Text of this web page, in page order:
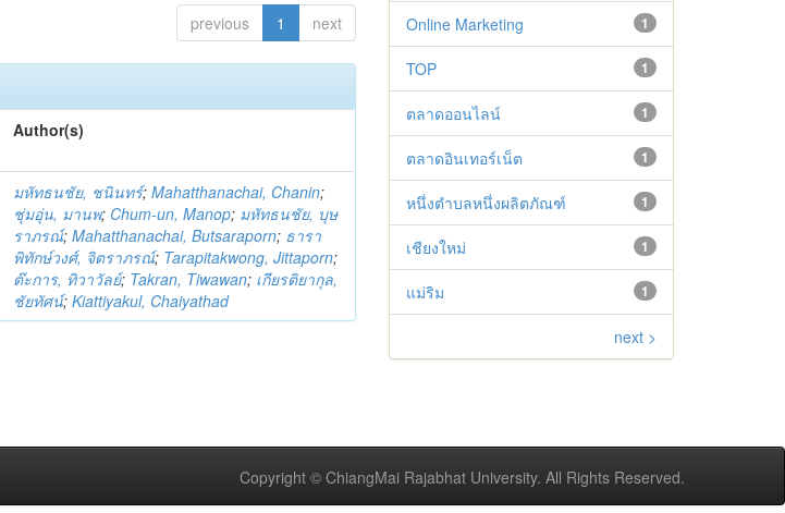
previous 1 next
Author(s)
มหัทธนชัย, ชนินทร์;Mahatthanachai, Chanin;
ชุ่มอุ่น, มานพ; Chum-un, Manop; มหัทธนชัย, บุษ
ราภรณ์;Mahatthanachai, Butsaraporn; ธารา
พิทักษ์วงศ์, จิตราภรณ์; Tarapitakwong, Jittaporn;
ต๊ะการ, ทิวาวัลย์; Takran, Tiwawan; เกียรติยากุล,
ชัยทัศน์;Kiattiyakul, Chaiyathad
1
Online Marketing
1
TOP
1
ตลาดออนไลน์
1
ตลาดอินเทอร์เน็ต
1
หนึ่งตำบลหนึ่งผลิตภัณฑ์
1
เชียงใหม่
1
แม่ริม
next >
Copyright © ChiangMai Rajabhat University. All Rights Reserved.